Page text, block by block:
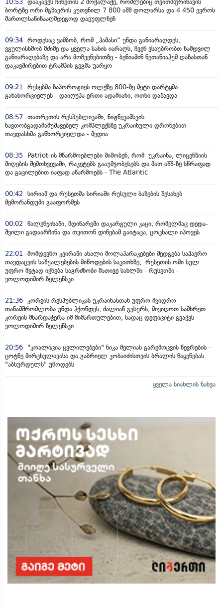
10:53 დააკავეს ჩინეთის 2 მოქალაქე, რომლებიც თვითმფრინავის
ბორტზე ორი მგზავრის კუთვნილ 7 800 აშშ დოლარსა და 4 450 ევროს
მართლსაწინააღმდეგოდ დაეუფლნენ
09:34 როდესაც ვამბობ, რომ „ჰამასი“ უნდა განიარაღდეს,
ვგულისხმობ მძიმე და ყველა სახის იარაღს, ჩვენ ვსაუბრობთ ნამდვილ
განიარაღებაზე და არა მოჩვენებითზე - ბენიამინ ნეთანიაჰუმ ღაზასთან
დაკავშირებით ტრამპის გეგმა უარყო
09:21
რუსებმა ზაპოროჟიეს ოლქზე 800-ზე მეტი დარტყმა
განახორციელეს - დაიღუპა ერთი ადამიანი, ოთხი დაშავდა
08:57 თათრეთის რესპუბლიკაში, ნიჟნეკამსკის
ნავთობგადამამუშავებელ კომპლექსზე უკრაინული დრონებით
თავდასხმა განხორციელდა - მედია
08:35
Patriot-ის მწარმოებლები შიშობენ, რომ უკრაინა, ლიცენზიის
მიღების შემთხვევაში, რაკეტებს გააუმჯობესებს და მათ აშშ-ზე სწრაფად
და გაცილებით იაფად აწარმოებს - The Atlantic
00:42
სირიამ და რუსეთმა სირიაში რუსული ბაზების შესახებ
მემორანდუმი გააფორმეს
00:02
წალენჯიხაში, მდინარეში დაკარგული კაცი, რომელმაც დედა-
შვილი გადაარჩინა და თვითონ დინებამ გაიტაცა, ცოცხალი იპოვეს
22:01
მომდევნო კვირაში ახალი მოლაპარაკებები შედგება საჰაერო
თავდაცვის საშუალებების მიწოდების საკითხზე, რუსეთის ომი სულ
უფრო მეტად იქნება საგრძნობი მათივე სახლში - რუსეთში -
ვოლოდიმირ ზელენსკი
21:36
კორეის რესპუბლიკას უკრაინასთან უფრო მჭიდრო
თანამშრომლობა უნდა ჰქონდეს, ძალიან გვსურს, მივიღოთ სამხრეთ
კორეის მხარდაჭერა იმ მიმართულებით, სადაც დეფიციტი გვაქვს -
ვოლოდიმირ ზელენსკი
20:56
"კოალიცია ცვლილებები" ნიკა მელიას გარემოცვის წევრების -
ცოტნე მირცხულავასა და გაბრიელ კობაიძისთვის ბრალის წაყენებას
"აბსურდულს" უწოდებს
ყველა სიახლის ნახვა